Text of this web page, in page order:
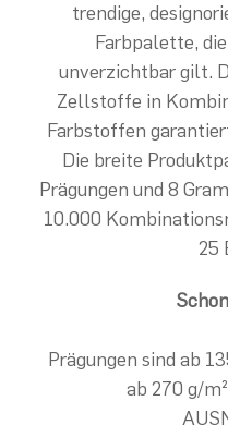
trendige,
Farbpalette,
unverzichtbar gilt.
Zellstoffe in
Farbstoffen
Die breite
Prägungen und 8
10.000
25
Prägungen sind ab
ab 270 g/